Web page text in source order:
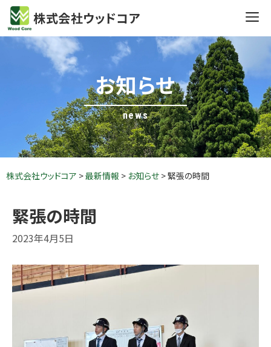
Skip
to
content
株式会社ウッドコア
お知らせ
news
株式会社ウッドコア >最新情報 > お知らせ >緊張の時間
緊張の時間
2023年4月5日